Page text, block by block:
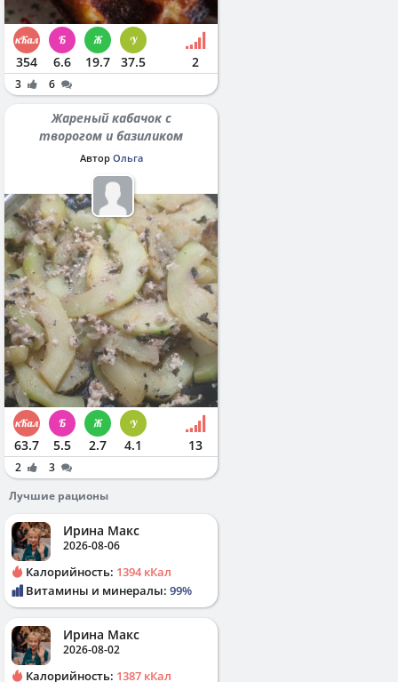
354 6.6 19.7 37.5 2
3 6
Жареный кабачок с
творогом и базиликом
Автор Ольга
63.7 5.5 2.7 4.1 13
2
3
Лучшие рационы
Ирина Макс
2026-08-06
Калорийность: 1394 кКал
Витамины и минералы: 99%
Ирина Макс
2026-08-02
Калорийность: 1387 кКал